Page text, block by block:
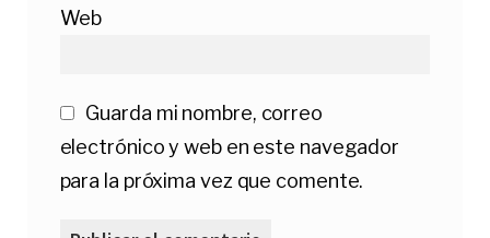
Web
Guarda mi nombre, correo
electrónico y web en este navegador
para la próxima vez que comente.